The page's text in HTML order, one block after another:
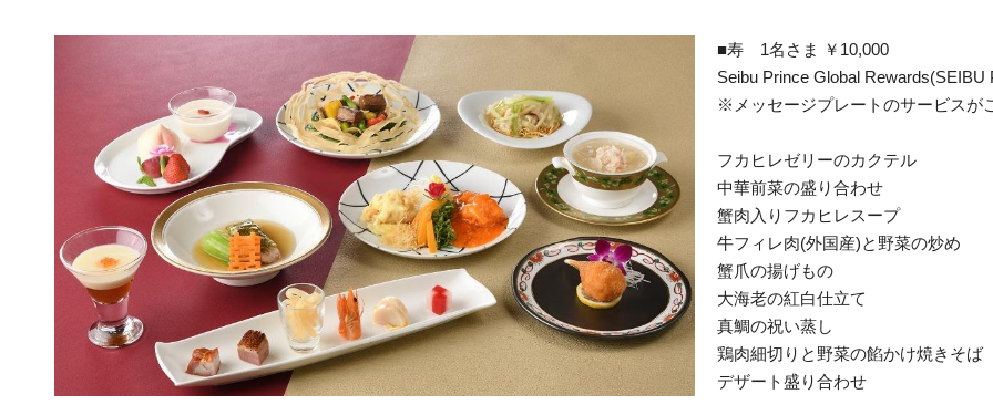
■寿 1名さま ￥10,000
Seibu Prince Global
※メッセージプレートのサービスが
フカヒレゼリーのカクテル
中華前菜の盛り合わせ
蟹肉入りフカヒレスープ
牛フィレ肉(外国産)と野菜の炒め
蟹爪の揚げもの
大海老の紅白仕立て
真鯛の祝い蒸し
鶏肉細切りと野菜の餡かけ焼きそば
デザート盛り合わせ